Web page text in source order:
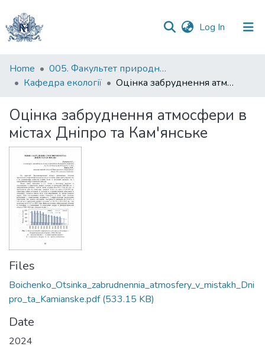
Log In (current)
Communities
&
All of DSpace
Statistics
Home
005. Факультет природничих наук
Кафедра екології
Оцінка забруднення атмосфери в містах Дніпро та Кам'янське
Оцінка забруднення атмосфери в
містах Дніпро та Кам'янське
Files
Boichenko_Otsinka_zabrudnennia_atmosfery_v_mistakh_Dni
pro_ta_Kamianske.pdf(533.15 KB)
Date
2024